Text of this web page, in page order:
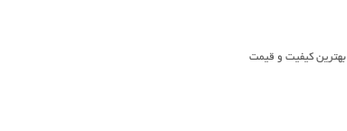
بهترین کیفیت و قیمت